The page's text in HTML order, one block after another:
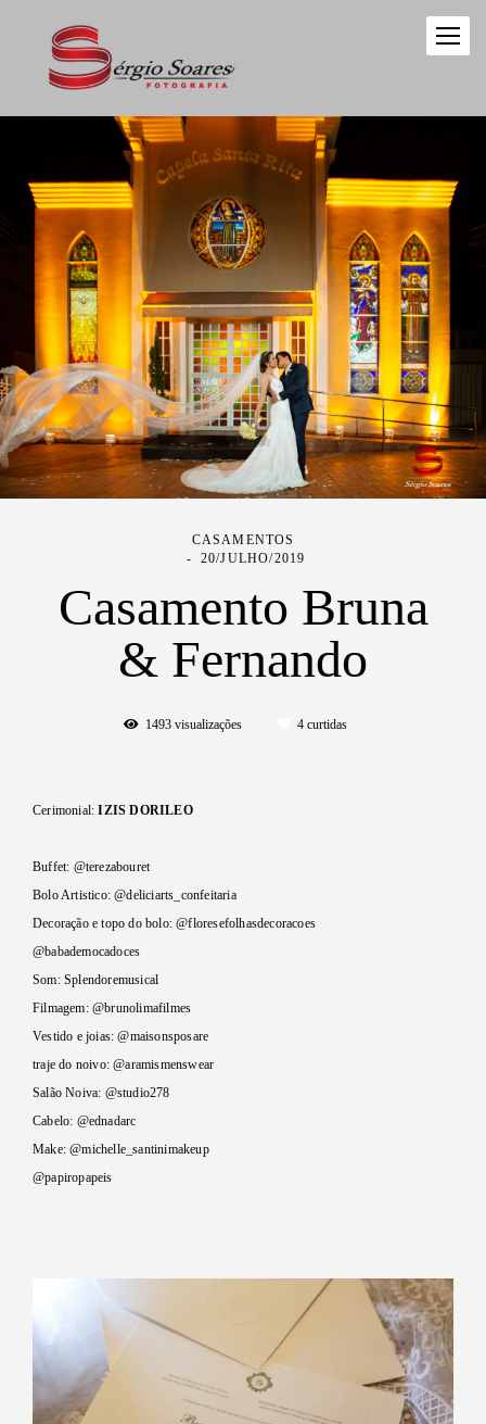
CASAMENTOS
20/JULHO/2019
Casamento Bruna
& Fernando
1493visualizações 4curtidas
Cerimonial:IZIS DORILEO
Buffet: @terezabouret
Bolo Artistico: @deliciarts_confeitaria
Decoração e topo do bolo: @floresefolhasdecoracoes
@babademocadoces
Som: Splendoremusical
Filmagem: @brunolimafilmes
Vestido e joias: @maisonsposare
traje do noivo: @aramismenswear
Salão Noiva: @studio278
Cabelo: @ednadarc
Make: @michelle_santinimakeup
@papiropapeis